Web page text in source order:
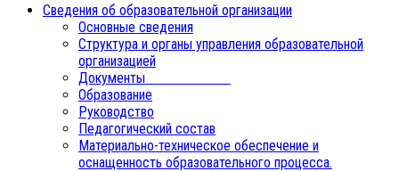
Сведения об образовательной организации
Основные сведения
Структура и органы управления образовательной
организацией
Документы
Образование
Руководство
Педагогический состав
Материально-техническое обеспечение и
оснащенность образовательного процесса.